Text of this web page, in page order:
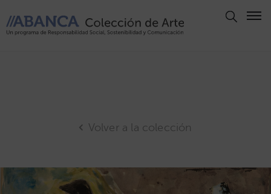
Volver a la colección
Cookies